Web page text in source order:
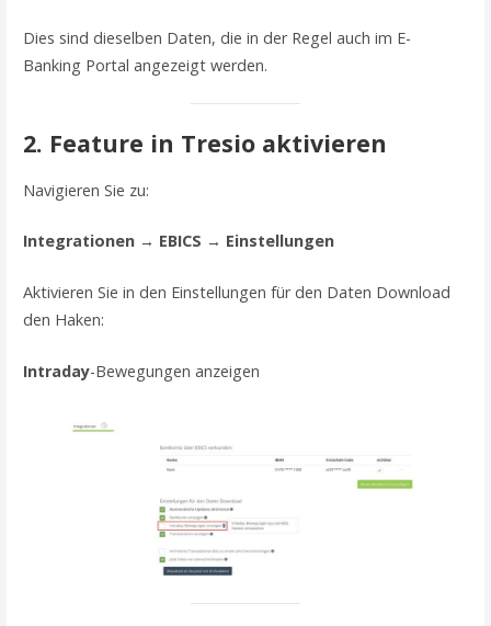
Dies sind dieselben Daten, die in der Regel auch im E-
Banking Portal angezeigt werden.
2. Feature in Tresio aktivieren
Navigieren Sie zu:
Integrationen → EBICS → Einstellungen
Aktivieren Sie in den Einstellungen für den Daten Download
den Haken:
Intraday-Bewegungen anzeigen